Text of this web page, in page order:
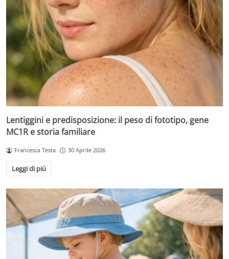
Lentiggini e predisposizione: il peso di fototipo, gene
MC1R e storia familiare
Francesca Testa 30 Aprile 2026
Leggi di più